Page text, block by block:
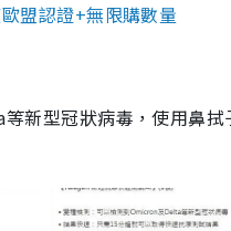
盟認證+無限購數量
新型冠狀病毒，使用鼻拭